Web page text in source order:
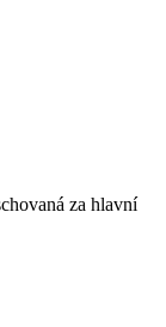
za hlavní